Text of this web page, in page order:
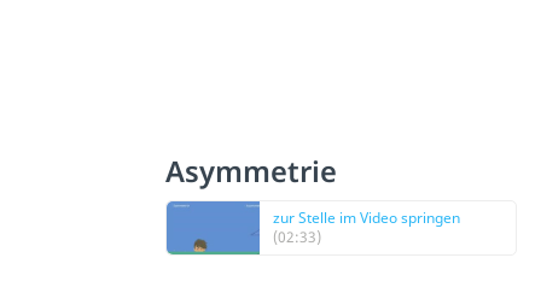
Asymmetrie
zur Stelle im Video springen
(02:33)